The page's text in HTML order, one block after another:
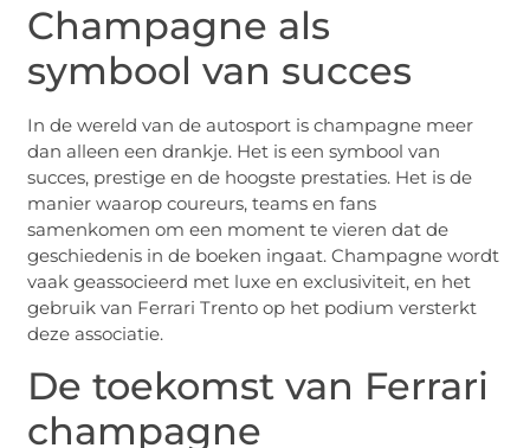
Champagne als
symbool van succes
In de wereld van de autosport is champagne meer
dan alleen een drankje. Het is een symbool van
succes, prestige en de hoogste prestaties. Het is de
manier waarop coureurs, teams en fans
samenkomen om een moment te vieren dat de
geschiedenis in de boeken ingaat. Champagne wordt
vaak geassocieerd met luxe en exclusiviteit, en het
gebruik van Ferrari Trento op het podium versterkt
deze associatie.
De toekomst van Ferrari
champagne